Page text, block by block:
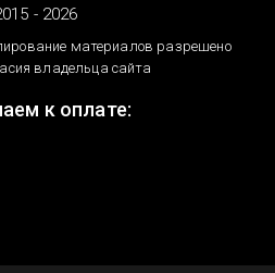
- 2026
материалов разрешено
владельца сайта
к оплате: